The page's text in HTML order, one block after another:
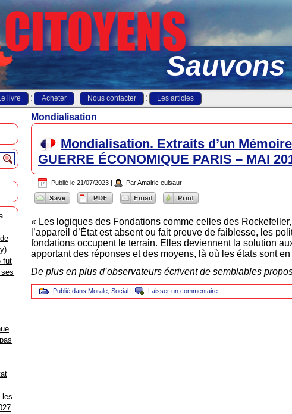
livre Acheter Nous contacter Les articles
fut
les
Mondialisation
Mondialisation. Extraits d’un
GUERRE ÉCONOMIQUE PARIS – MAI
Publié le 21/07/2023 | ParAmalric eulsaur
« Les logiques des Fondations comme celles des
l’appareil d’État est absent ou fait preuve de faiblesse, les
fondations occupent le terrain. Elles deviennent la solution
apportant des réponses et des moyens, là où les états sont
De plus en plus d’observateurs écrivent de semblables
Publié dans Morale Social | Laisser un commentaire